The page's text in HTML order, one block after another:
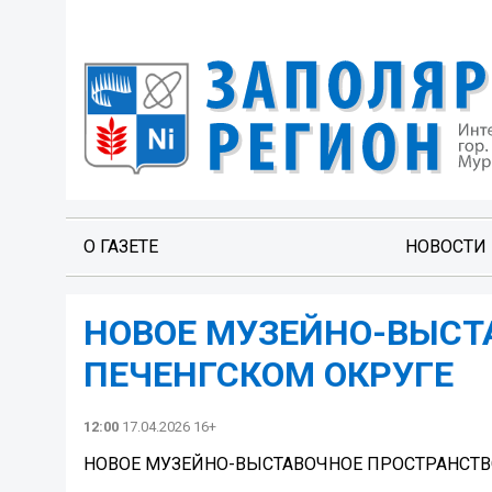
О ГАЗЕТЕ НОВОСТИ
НОВОЕ МУЗЕЙНО-
ПЕЧЕНГСКОМ ОКРУГЕ
12:00 17.04.2026 16+
НОВОЕ МУЗЕЙНО-ВЫСТАВОЧНОЕ